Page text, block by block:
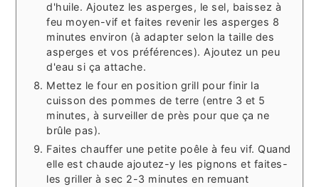
d'huile. Ajoutez les asperges, le sel, baissez à
feu moyen-vif et faites revenir les asperges 8
minutes environ (à adapter selon la taille des
asperges et vos préférences). Ajoutez un peu
d'eau si ça attache.
Mettez le four en position grill pour finir la
cuisson des pommes de terre (entre 3 et 5
minutes, à surveiller de près pour que ça ne
brûle pas).
Faites chauffer une petite poêle à feu vif. Quand
elle est chaude ajoutez-y les pignons et faites-
les griller à sec 2-3 minutes en remuant